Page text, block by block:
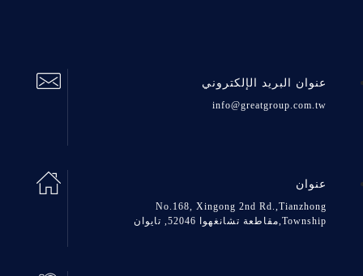
عنوان البريد الإلكتروني
info@greatgroup.com.tw
عنوان
No.168, Xingong 2nd Rd.,Tianzhong
Township,مقاطعة تشانغهوا 52046, تايوان